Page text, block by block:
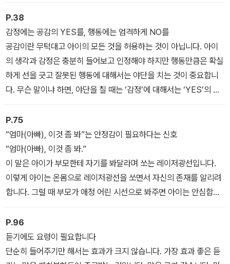
P.38
감정에는 공감의 YES를, 행동에는 엄격하게 NO를
공감이란 무턱대고 아이의 모든 것을 허용하는 것이 아닙니다. 아이
의 생각과 감정은 충분히 들어보고 인정해야 하지만 행동만큼은 확실
하게 선을 긋고 잘못된 행동에 대해서는 야단을 치는 것이 중요합니
다. 무슨 말이냐 하면, 야단을 칠 때는 ‘감정’에 대해서는 ‘YES’의 태
도를 보이고, 야단 칠 ‘행동’에 대해서는 ‘NO’의 태도를 보여야 한다
는 것입니다.
P.75
“엄마(아빠), 이것 좀 봐”는 안정감이 필요하다는 신호
“엄마(아빠), 이것 좀 봐.”
이 말은 아이가 부모한테 자기를 봐달라며 쏘는 레이저광선입니다.
이렇게 아이는 온몸으로 레이저광선을 쏘면서 자신의 존재를 알리려
합니다. 그럴 때 부모가 애정 어린 시선으로 봐주면 아이는 안심합니
다. 아이들은 부모와 떨어져서 놀다가도 신나는 일이 있으면 주위를
둘러보며 부모를 찾습니다. 무섭거나 슬픈 일이 있으면 달려와 부모
한테 와락 안기고, 놀다 지치면 부모 곁에서 마음을 충전하고 다시 기
운을 얻습니다.
P.96
듣기에도 요령이 필요합니다
단순히 들어주기만 해서는 효과가 크지 않습니다. 가장 효과 좋은 듣